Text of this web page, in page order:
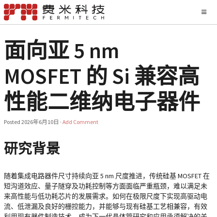
面向亚 5 nm
MOSFET 的 Si 兼容高
性能二维纳电子器件
Posted 2026年6月10日 · Add Comment
研究背景
随着集成电路器件尺寸持续向亚 5 nm 尺度推进，传统硅基 MOSFET 在
短沟道效应、量子隧穿及功耗控制等方面面临严重瓶颈，难以满足未
来高性能与低功耗芯片的发展需求。如何在极限尺度下实现高驱动电
流、低泄漏及良好的栅控能力，并能够与现有硅基工艺相兼容，有效